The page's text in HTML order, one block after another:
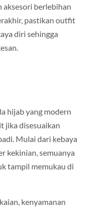
aksesori berlebihan
pastikan outfit
diri sehingga
hijab yang modern
jika disesuaikan
Mulai dari kebaya
kekinian, semuanya
tampil memukau di
kenyamanan